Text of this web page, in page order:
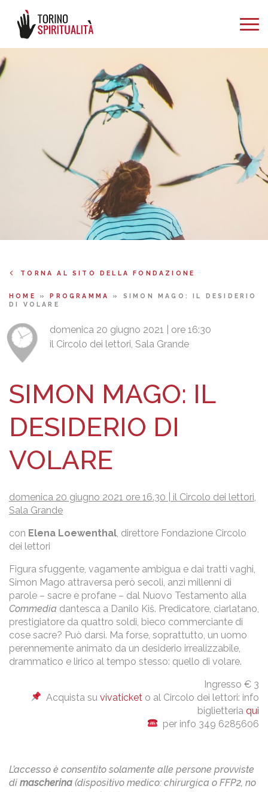
TORNA AL SITO DELLA FONDAZIONE
HOME »PROGRAMMA » SIMON MAGO: IL DESIDERIO
DI VOLARE
domenica 20 giugno 2021 | ore 16:30
il Circolo dei lettori, Sala Grande
SIMON MAGO: IL
DESIDERIO DI
VOLARE
domenica 20 giugno 2021 ore 16.30 | il Circolo dei lettori,
Sala Grande
con Elena Loewenthal , direttore Fondazione Circolo
dei lettori
Figura sfuggente, vagamente ambigua e dai tratti vaghi,
Simon Mago attraversa però secoli, anzi millenni di
parole – sacre e profane – dal Nuovo Testamento alla
Commedia dantesca a Danilo Kiš. Predicatore, ciarlatano,
prestigiatore da quattro soldi, bieco commerciante di
cose sacre? Può darsi. Ma forse, soprattutto, un uomo
perennemente animato da un desiderio irrealizzabile,
drammatico e lirico al tempo stesso: quello di volare.
Ingresso € 3
Acquista su vivaticket o al Circolo dei lettori: info
biglietteria qui
per info 349 6285606
L’accesso è consentito solamente alle persone provviste
di mascherina (dispositivo medico: chirurgica o FFP2, no